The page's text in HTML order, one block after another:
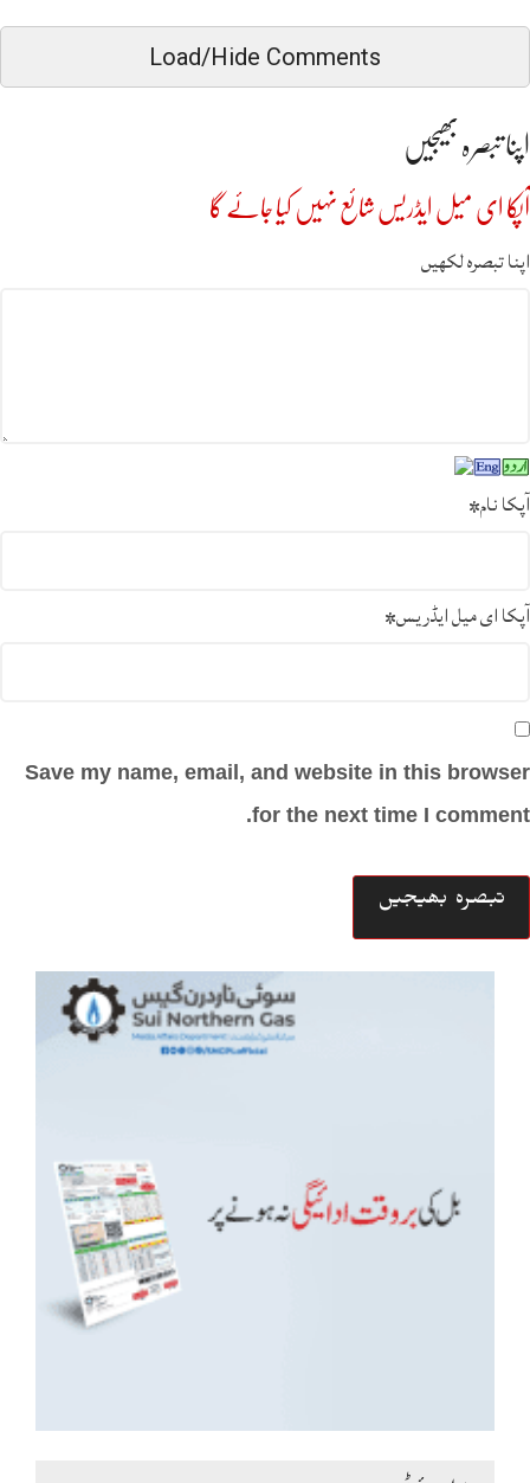
Load/Hide Comments
اپنا تبصرہ بھیجیں
آپکا ای میل ایڈریس شائع نہیں کیا جائے گا
اپنا تبصرہ لکھیں
آپکا نام*
آپکا ای میل ایڈریس*
Save my name, email, and website in this browser
for the next time I comment.